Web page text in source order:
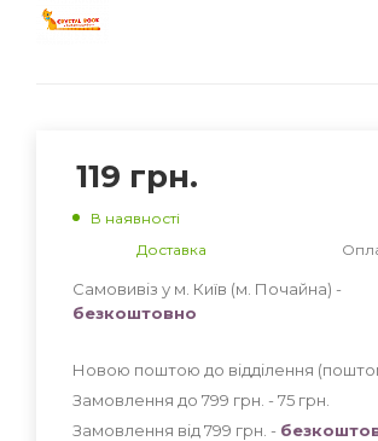
119 грн.
В наявності
Доставка
Самовивіз у м. Київ (м. Почайна) -
безкоштовно
Новою поштою до відділення
Замовлення до 799 грн. - 75 грн
Замовлення від 799 грн. -